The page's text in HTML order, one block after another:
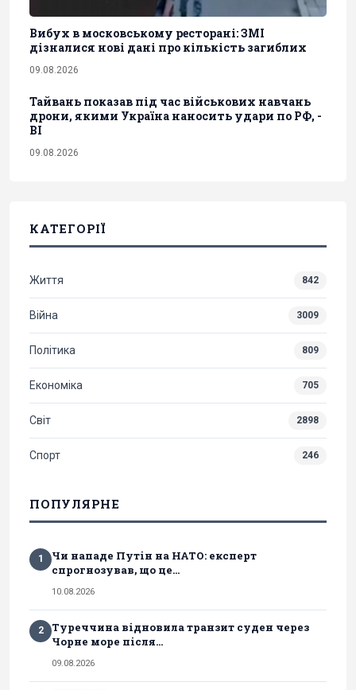
Вибух в московському ресторані: ЗМІ
дізналися нові дані про кількість загиблих
09.08.2026
Тайвань показав під час військових навчань
дрони, якими Україна наносить удари по РФ, -
BI
09.08.2026
КАТЕГОРІЇ
Життя 842
Війна 3009
Політика 809
Економіка 705
Світ 2898
Спорт 246
ПОПУЛЯРНЕ
1
Чи нападе Путін на НАТО: експерт
спрогнозував, що це...
10.08.2026
2
Туреччина відновила транзит суден через
Чорне море після...
09.08.2026